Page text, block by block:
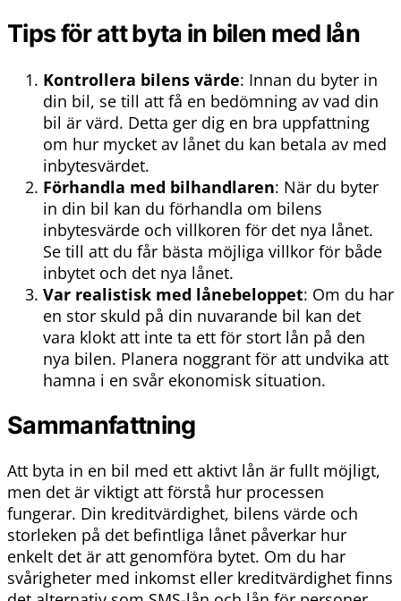
Tips för att byta in bilen med lån
Kontrollera bilens värde: Innan du byter in
din bil, se till att få en bedömning av vad din
bil är värd. Detta ger dig en bra uppfattning
om hur mycket av lånet du kan betala av med
inbytesvärdet.
Förhandla med bilhandlaren: När du byter
in din bil kan du förhandla om bilens
inbytesvärde och villkoren för det nya lånet.
Se till att du får bästa möjliga villkor för både
inbytet och det nya lånet.
Var realistisk med lånebeloppet: Om du har
en stor skuld på din nuvarande bil kan det
vara klokt att inte ta ett för stort lån på den
nya bilen. Planera noggrant för att undvika att
hamna i en svår ekonomisk situation.
Sammanfattning
Att byta in en bil med ett aktivt lån är fullt möjligt,
men det är viktigt att förstå hur processen
fungerar. Din kreditvärdighet, bilens värde och
storleken på det befintliga lånet påverkar hur
enkelt det är att genomföra bytet. Om du har
svårigheter med inkomst eller kreditvärdighet finns